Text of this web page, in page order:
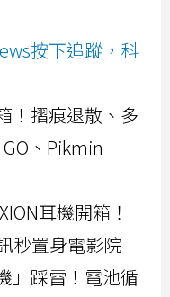
按下追蹤，科
！摺痕退散、多
、Pikmin
耳機開箱！
秒置身電影院
」踩雷！電池循